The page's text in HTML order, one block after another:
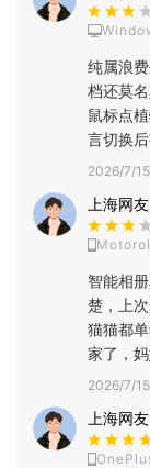
纯属浪
档还莫
鼠标点
言切换
2026/7/
上海网
智能相
楚，上
猫猫都
家了，
2026/7/
上海网